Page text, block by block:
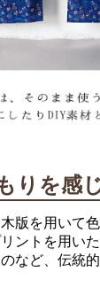
りを感
版を用いて
ントを用い
など、伝統